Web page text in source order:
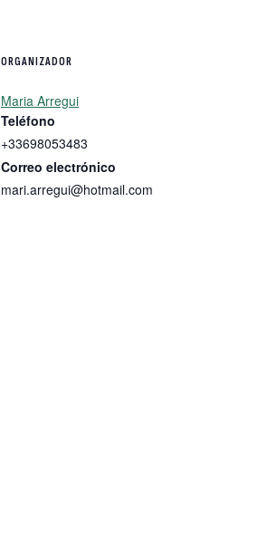
ORGANIZADOR
Maria Arregui
Teléfono
+33698053483
Correo electrónico
mari.arregui@hotmail.com